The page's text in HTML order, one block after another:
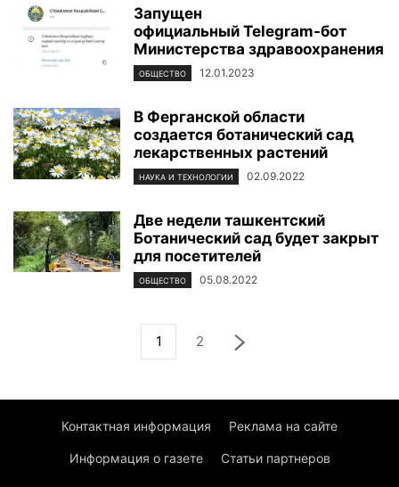
Запущен
официальный Telegram-бот
Министерства здравоохранения
ОБЩЕСТВО 12.01.2023
В Ферганской области
создается ботанический сад
лекарственных растений
НАУКА И ТЕХНОЛОГИИ 02.09.2022
Две недели ташкентский
Ботанический сад будет закрыт
для посетителей
ОБЩЕСТВО 05.08.2022
1 2
Контактная информация Реклама на сайте
Информация о газете Статьи партнеров